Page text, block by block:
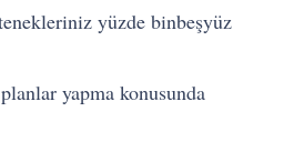
yüzde binbeşyüz
yapma konusunda